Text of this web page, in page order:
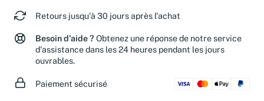
Retours jusqu'à 30 jours après l'achat
Besoin d'aide ? Obtenez une réponse de notre service
d'assistance dans les 24 heures pendant les jours
ouvrables.
Paiement sécurisé